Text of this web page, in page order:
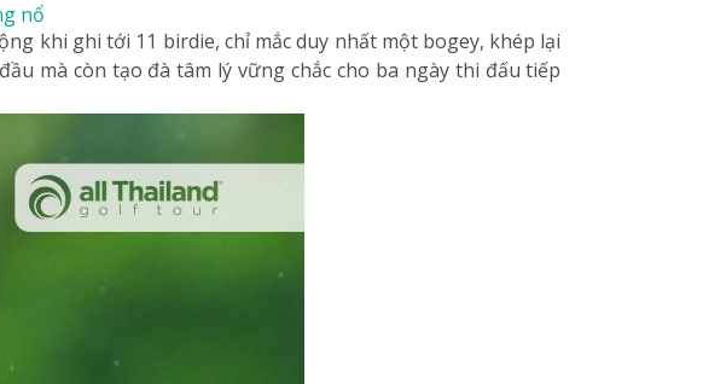
nổ
khi ghi tới 11 birdie, chỉ mắc duy nhất một bogey, khép lại
mà còn tạo đà tâm lý vững chắc cho ba ngày thi đấu tiếp